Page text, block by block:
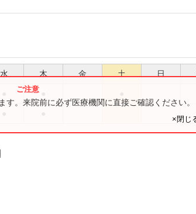
水 木 金 土 日
。来院前に必ず医療機関に直接ご確認ください。
×閉じ